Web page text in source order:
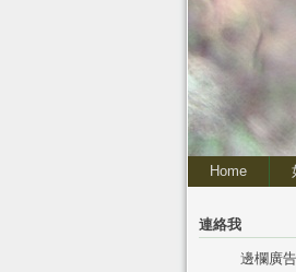
Home
連絡我
邊欄廣